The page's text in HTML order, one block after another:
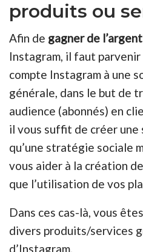
produits ou
Afin de gagner de l’argent
Instagram, il faut
compte Instagram à une
générale, dans le but de
audience (abonnés) en
il vous suffit de créer
qu’une stratégie sociale
vous aider à la création
que l’utilisation de vos
Dans ces cas-là, vous
divers produits/services
d’Instagram.